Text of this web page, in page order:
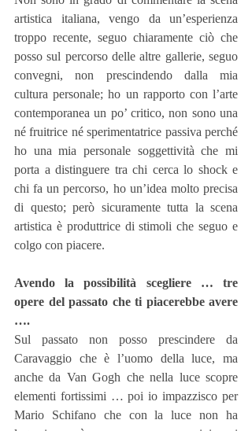
artistica italiana, vengo da un’esperienza
troppo recente, seguo chiaramente ciò che
posso sul percorso delle altre gallerie, seguo
convegni, non prescindendo dalla mia
cultura personale; ho un rapporto con l’arte
contemporanea un po’ critico, non sono una
né fruitrice né sperimentatrice passiva perché
ho una mia personale soggettività che mi
porta a distinguere tra chi cerca lo shock e
chi fa un percorso, ho un’idea molto precisa
di questo; però sicuramente tutta la scena
artistica è produttrice di stimoli che seguo e
colgo con piacere.
Avendo la possibilità scegliere … tre
opere del passato che ti piacerebbe avere
….
Sul passato non posso prescindere da
Caravaggio che è l’uomo della luce, ma
anche da Van Gogh che nella luce scopre
elementi fortissimi … poi io impazzisco per
Mario Schifano che con la luce non ha